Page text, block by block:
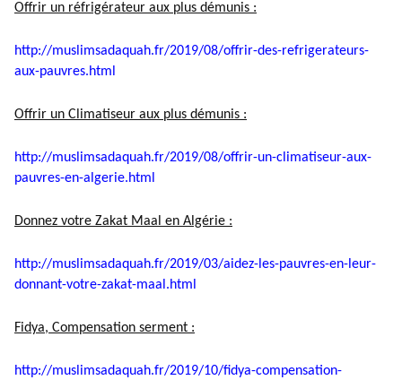
Offrir un réfrigérateur aux plus démunis :
http://muslimsadaquah.fr/2019/08/offrir-des-refrigerateurs-
aux-pauvres.html
Offrir un Climatiseur aux plus démunis :
http://muslimsadaquah.fr/2019/08/offrir-un-climatiseur-aux-
pauvres-en-algerie.html
Donnez votre Zakat Maal en Algérie :
http://muslimsadaquah.fr/2019/03/aidez-les-pauvres-en-leur-
donnant-votre-zakat-maal.html
Fidya, Compensation serment :
http://muslimsadaquah.fr/2019/10/fidya-compensation-